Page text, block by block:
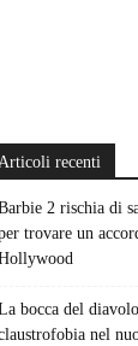
recenti
2 rischia di
trovare un
bocca del
nel